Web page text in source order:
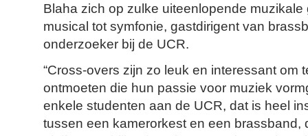
Blaha zich op zulke uiteenlopende
musical tot symfonie, gastdirigent van
onderzoeker bij de UCR.
“Cross-overs zijn zo leuk en interessant om
ontmoeten die hun passie voor muziek
enkele studenten aan de UCR, dat is heel
tussen een kamerorkest en een brassband,